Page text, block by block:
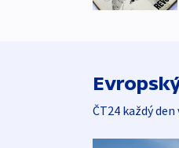
ČT24 každý